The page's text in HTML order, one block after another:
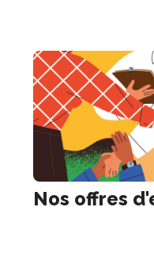
Nos offres